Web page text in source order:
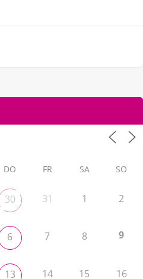
DO FR SA SO
30 31 1 2
6 7 8 9
13 14 15 16